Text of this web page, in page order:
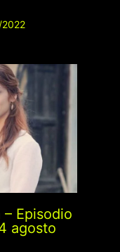
Episodio
agosto